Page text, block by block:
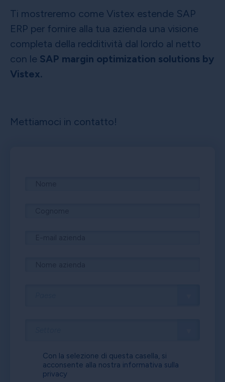
Ti mostreremo come Vistex estende SAP
ERP per fornire alla tua azienda una visione
completa della redditività dal lordo al netto
con le SAP margin optimization solutions by
Vistex.
Mettiamoci in contatto!
Con la selezione di questa casella, si
acconsente alla nostra informativa sulla
privacy